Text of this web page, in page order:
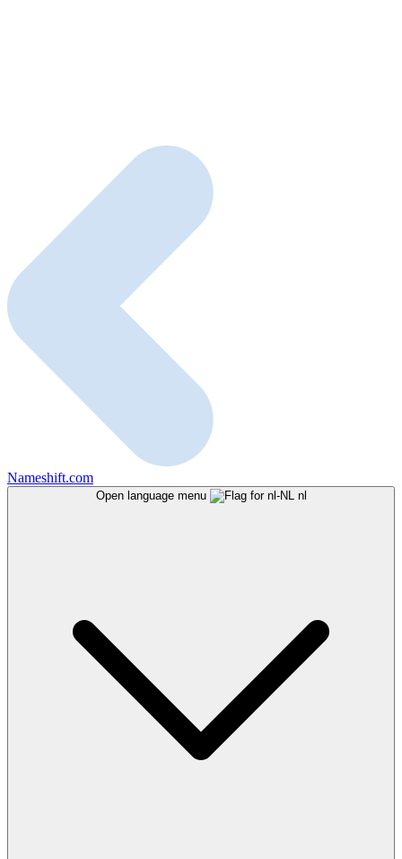
Nameshift.com
Open language menu nl